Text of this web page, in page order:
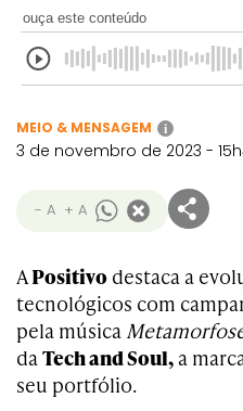
ouça este conteúdo
MEIO & MENSAGEM i
3 de novembro de 2023 -
- A + A
APositivo destaca a
tecnológicos com
pela música
daTech and Soul, a
seu portfólio.